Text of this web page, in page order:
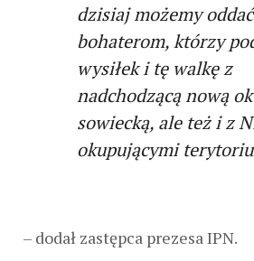
dzisiaj możemy
bohaterom, którzy
wysiłek i tę walkę z
nadchodzącą nową
sowiecką, ale też i z
okupującymi
– dodał zastępca prezesa IPN.